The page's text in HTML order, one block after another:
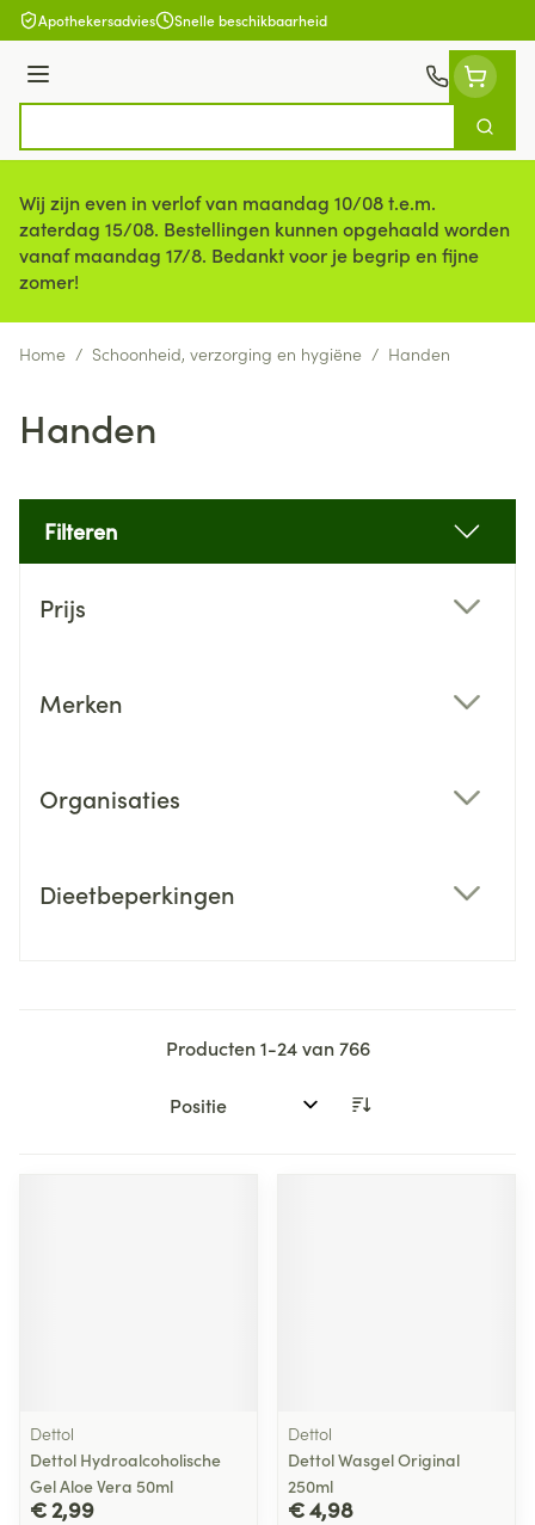
Ga naar de inhoud
Apothekersadvies Snelle beschikbaarheid
Menu
Zoek
Wij zijn even in verlof van maandag 10/08 t.e.m.
zaterdag 15/08. Bestellingen kunnen opgehaald worden
vanaf maandag 17/8. Bedankt voor je begrip en fijne
zomer!
Home / Schoonheid, verzorging en hygiëne / Handen
Handen
Filteren
Prijs
Merken
Organisaties
Dieetbeperkingen
Producten1-24van766
Sorteer op:
Dettol
Dettol Hydroalcoholische
Gel Aloe Vera 50ml
€ 2,99
Dettol
Dettol Wasgel Original
250ml
€ 4,98